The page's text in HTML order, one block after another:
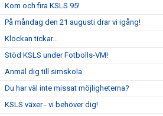
Kom och fira KSLS 95!
På måndag den 21 augusti drar vi igång!
Klockan tickar...
Stöd KSLS under Fotbolls-VM!
Anmäl dig till simskola
Du har väl inte missat möjligheterna?
KSLS växer - vi behöver dig!